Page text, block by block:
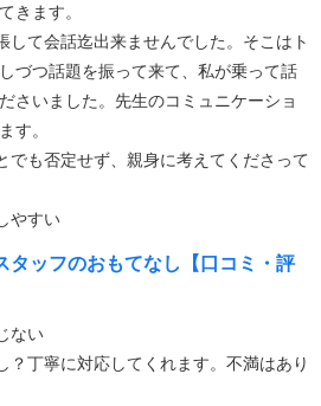
きます。
して会話迄出来ませんでした。そこはト
づつ話題を振って来て、私が乗って話
さいました。先生のコミュニケーショ
す。
でも否定せず、親身に考えてくださって
やすい
タッフのおもてなし【口コミ・評
ない
？丁寧に対応してくれます。不満はあり